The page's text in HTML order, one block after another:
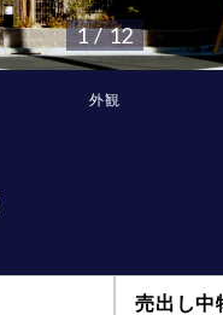
外観
1 / 12
売出し中